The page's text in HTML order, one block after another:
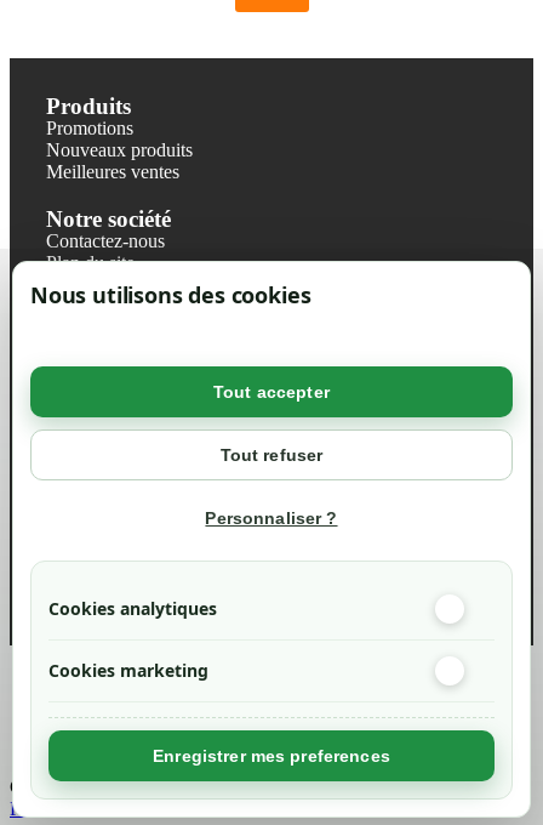
Nous utilisons des cookies
Tout accepter
Tout refuser
Personnaliser ?
Cookies analytiques
Cookies marketing
Enregistrer mes preferences
Produits
Promotions
Nouveaux produits
Meilleures ventes
Notre société
Contactez-nous
Plan du site
Magasin
Mentions légales
Politique de confidentialité RGPD
Votre compte
info@green-tech-shop.com
Created byNageoconcept
Chargement...
Retour en haut